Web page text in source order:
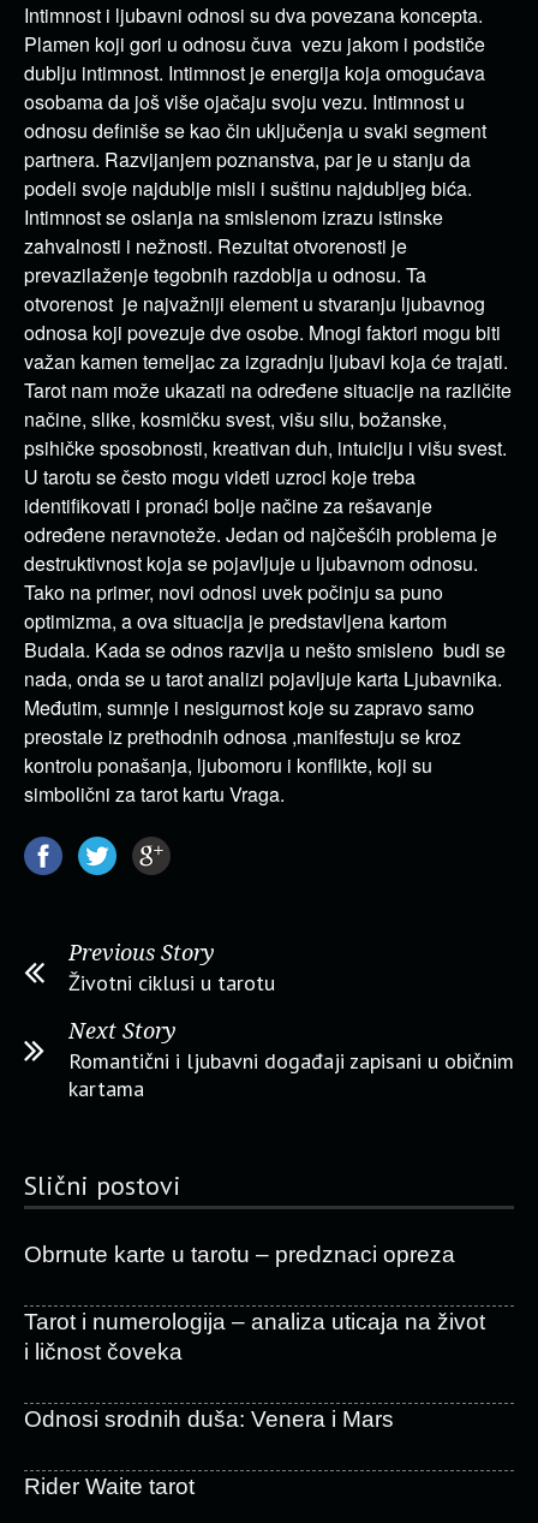
Intimnost i ljubavni odnosi su dva povezana koncepta.
Plamen koji gori u odnosu čuva vezu jakom i podstiče
dublju intimnost. Intimnost je energija koja omogućava
osobama da još više ojačaju svoju vezu. Intimnost u
odnosu definiše se kao čin uključenja u svaki segment
partnera. Razvijanjem poznanstva, par je u stanju da
podeli svoje najdublje misli i suštinu najdubljeg bića.
Intimnost se oslanja na smislenom izrazu istinske
zahvalnosti i nežnosti. Rezultat otvorenosti je
prevazilaženje tegobnih razdoblja u odnosu. Ta
otvorenost je najvažniji element u stvaranju ljubavnog
odnosa koji povezuje dve osobe. Mnogi faktori mogu biti
važan kamen temeljac za izgradnju ljubavi koja će trajati.
Tarot nam može ukazati na određene situacije na različite
načine, slike, kosmičku svest, višu silu, božanske,
psihičke sposobnosti, kreativan duh, intuiciju i višu svest.
U tarotu se često mogu videti uzroci koje treba
identifikovati i pronaći bolje načine za rešavanje
određene neravnoteže. Jedan od najčešćih problema je
destruktivnost koja se pojavljuje u ljubavnom odnosu.
Tako na primer, novi odnosi uvek počinju sa puno
optimizma, a ova situacija je predstavljena kartom
Budala. Kada se odnos razvija u nešto smisleno budi se
nada, onda se u tarot analizi pojavljuje karta Ljubavnika.
Međutim, sumnje i nesigurnost koje su zapravo samo
preostale iz prethodnih odnosa ,manifestuju se kroz
kontrolu ponašanja, ljubomoru i konflikte, koji su
simbolični za tarot kartu Vraga.
Previous Story
Životni ciklusi u tarotu
Next Story
Romantični i ljubavni događaji zapisani u običnim
kartama
Slični postovi
Obrnute karte u tarotu – predznaci opreza
Tarot i numerologija – analiza uticaja na život
i ličnost čoveka
Odnosi srodnih duša: Venera i Mars
Rider Waite tarot